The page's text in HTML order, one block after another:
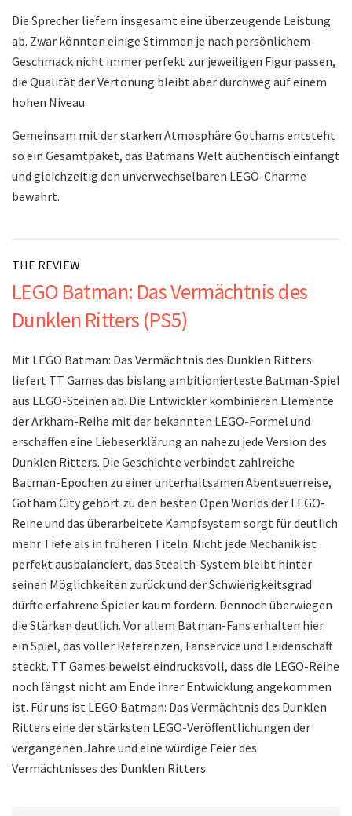
Die Sprecher liefern insgesamt eine überzeugende Leistung
ab. Zwar könnten einige Stimmen je nach persönlichem
Geschmack nicht immer perfekt zur jeweiligen Figur passen,
die Qualität der Vertonung bleibt aber durchweg auf einem
hohen Niveau.
Gemeinsam mit der starken Atmosphäre Gothams entsteht
so ein Gesamtpaket, das Batmans Welt authentisch einfängt
und gleichzeitig den unverwechselbaren LEGO-Charme
bewahrt.
THE REVIEW
LEGO Batman: Das Vermächtnis des
Dunklen Ritters (PS5)
Mit LEGO Batman: Das Vermächtnis des Dunklen Ritters
liefert TT Games das bislang ambitionierteste Batman-Spiel
aus LEGO-Steinen ab. Die Entwickler kombinieren Elemente
der Arkham-Reihe mit der bekannten LEGO-Formel und
erschaffen eine Liebeserklärung an nahezu jede Version des
Dunklen Ritters. Die Geschichte verbindet zahlreiche
Batman-Epochen zu einer unterhaltsamen Abenteuerreise,
Gotham City gehört zu den besten Open Worlds der LEGO-
Reihe und das überarbeitete Kampfsystem sorgt für deutlich
mehr Tiefe als in früheren Titeln. Nicht jede Mechanik ist
perfekt ausbalanciert, das Stealth-System bleibt hinter
seinen Möglichkeiten zurück und der Schwierigkeitsgrad
dürfte erfahrene Spieler kaum fordern. Dennoch überwiegen
die Stärken deutlich. Vor allem Batman-Fans erhalten hier
ein Spiel, das voller Referenzen, Fanservice und Leidenschaft
steckt. TT Games beweist eindrucksvoll, dass die LEGO-Reihe
noch längst nicht am Ende ihrer Entwicklung angekommen
ist. Für uns ist LEGO Batman: Das Vermächtnis des Dunklen
Ritters eine der stärksten LEGO-Veröffentlichungen der
vergangenen Jahre und eine würdige Feier des
Vermächtnisses des Dunklen Ritters.